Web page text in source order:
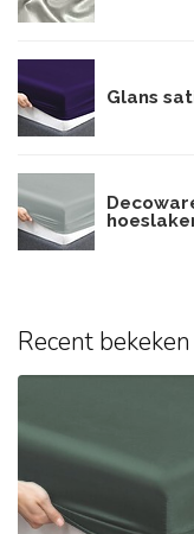
Glans
Recent bekeken